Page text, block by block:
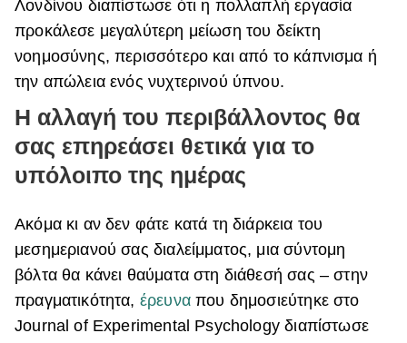
Λονδίνου διαπίστωσε ότι η πολλαπλή εργασία
προκάλεσε μεγαλύτερη μείωση του δείκτη
νοημοσύνης, περισσότερο και από το κάπνισμα ή
την απώλεια ενός νυχτερινού ύπνου.
Η αλλαγή του περιβάλλοντος θα
σας επηρεάσει θετικά για το
υπόλοιπο της ημέρας
Ακόμα κι αν δεν φάτε κατά τη διάρκεια του
μεσημεριανού σας διαλείμματος, μια σύντομη
βόλτα θα κάνει θαύματα στη διάθεσή σας – στην
πραγματικότητα, έρευναπου δημοσιεύτηκε στο
Journal of Experimental Psychology διαπίστωσε